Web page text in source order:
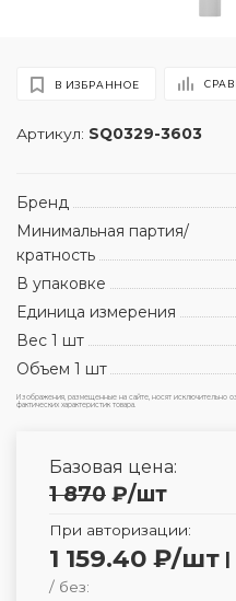
Артикул: SQ0329-3603
В ИЗБРАННОЕ
Бренд
Минимальная партия/
кратность
В упаковке
Единица измерения
Вес 1 шт
Объем 1 шт
Изображения, размещенные на сайте, носят исключительно
фактических характеристик товара.
Базовая цена:
1 870 ₽/шт
При авторизации:
1 159.40 ₽/шт |
/ без: